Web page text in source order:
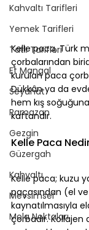
Kahvaltı Tarifleri
Yemek Tarifleri
Tatlı Tarifleri
Et Mangal
Seyahat
Ramazan
Gezgin
Güzergah
Kahvaltı
Mevsimsel
Mola Noktaları
Kelle paca, Türk
çorbalarından
kurulan paca
Dükkân ya da
hem kış
kaftandır.
⠀
Kelle Paca
Kelle paca; kuzu
paçasından (el
kaynatılmasıyla
çorbadır. Kollajen